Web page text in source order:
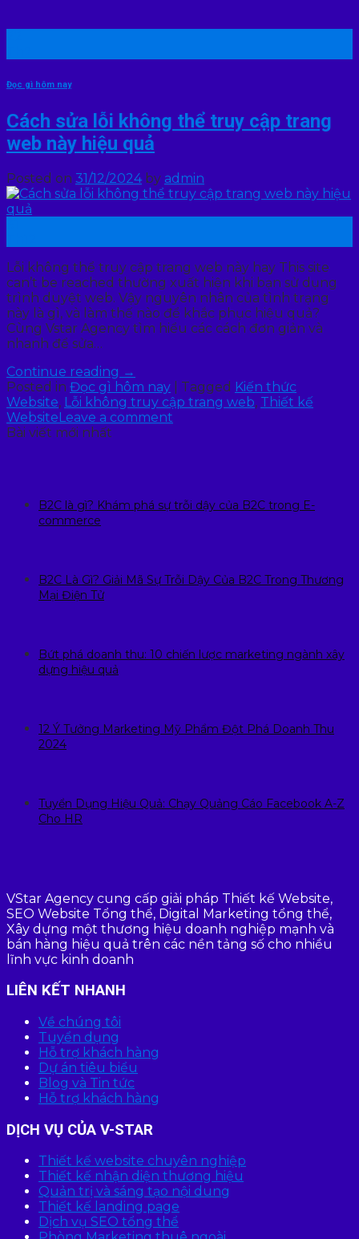
Đọc gì hôm nay
Cách sửa lỗi không thể truy cập trang
web này hiệu quả
Posted on 31/12/2024by admin
Lỗi không thể truy cập trang web này hay This site
can’t be reached thường xuất hiện khi bạn sử dụng
trình duyệt web. Vậy nguyên nhân của tình trạng
này là gì, và làm thế nào để khắc phục hiệu quả?
Cùng Vstar Agency tìm hiểu các cách đơn giản và
nhanh để sửa…
Continue reading →
Posted in Đọc gì hôm nay Tagged Kiến thức
Website, Lỗi không truy cập trang web, Thiết kế
WebsiteLeave a comment
Bài viết mới nhất
B2C là gì? Khám phá sự trỗi dậy của B2C trong E-
commerce
B2C Là Gì? Giải Mã Sự Trỗi Dậy Của B2C Trong Thương
Mại Điện Tử
Bứt phá doanh thu: 10 chiến lược marketing ngành xây
dựng hiệu quả
12 Ý Tưởng Marketing Mỹ Phẩm Đột Phá Doanh Thu
2024
Tuyển Dụng Hiệu Quả: Chạy Quảng Cáo Facebook A-Z
Cho HR
VStar Agency cung cấp giải pháp Thiết kế Website,
SEO Website Tổng thể, Digital Marketing tổng thể,
Xây dựng một thương hiệu doanh nghiệp mạnh và
bán hàng hiệu quả trên các nền tảng số cho nhiều
lĩnh vực kinh doanh
LIÊN KẾT NHANH
Về chúng tôi
Tuyển dụng
Hỗ trợ khách hàng
Dự án tiêu biểu
Blog và Tin tức
Hỗ trợ khách hàng
DỊCH VỤ CỦA V-STAR
Thiết kế website chuyên nghiệp
Thiết kế nhận diện thương hiệu
Quản trị và sáng tạo nội dung
Thiết kế landing page
Dịch vụ SEO tổng thể